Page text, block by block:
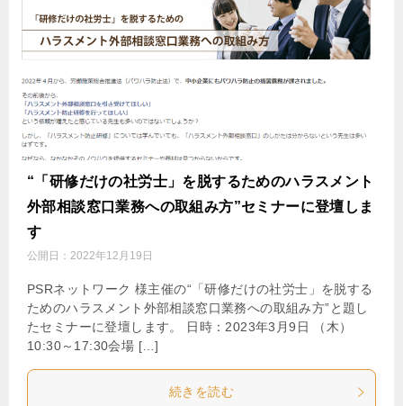
“「研修だけの社労士」を脱するためのハラスメント
外部相談窓口業務への取組み方”セミナーに登壇しま
す
公開日： 2022年12月19日
PSRネットワーク 様主催の“「研修だけの社労士」を脱する
ためのハラスメント外部相談窓口業務への取組み方”と題し
たセミナーに登壇します。 日時：2023年3月9日 （木）
10:30～17:30会場 […]
続きを読む